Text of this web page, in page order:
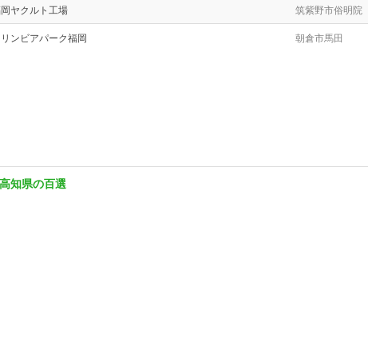
ヤクルト工場 筑紫野市俗明院
ンビアパーク福岡 朝倉市馬田
知県の百選